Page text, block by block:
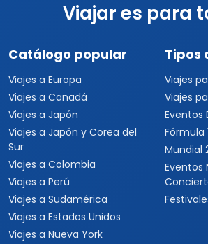
Viajar es para
Catálogo popular
Viajes a Europa
Viajes a Canadá
Viajes a Japón
Viajes a Japón y Corea del
Sur
Viajes a Colombia
Viajes a Perú
Viajes a Sudamérica
Viajes a Estados Unidos
Viajes a Nueva York
Tipos
Viajes
Viajes
Eventos
Fórmula
Mundial
Eventos